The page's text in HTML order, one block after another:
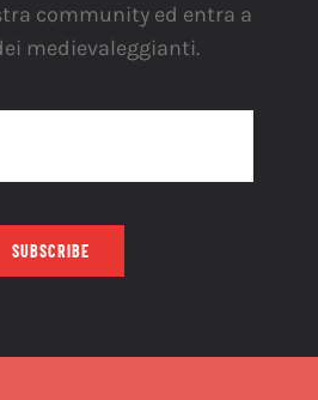
community ed entra a
medievaleggianti.
SUBSCRIBE